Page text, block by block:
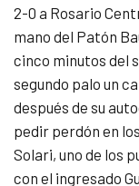
2-0 a Rosario
mano del Patón
cinco minutos del
segundo palo un
después de su
pedir perdón en
Solari, uno de los
con el ingresado